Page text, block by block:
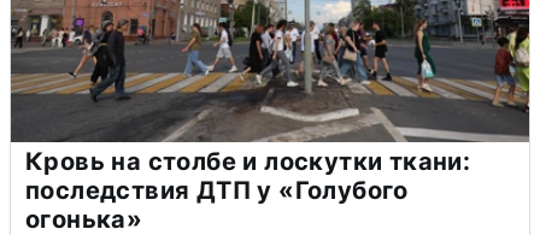
Кровь на столбе и лоскутки ткани:
последствия ДТП у «Голубого
огонька»